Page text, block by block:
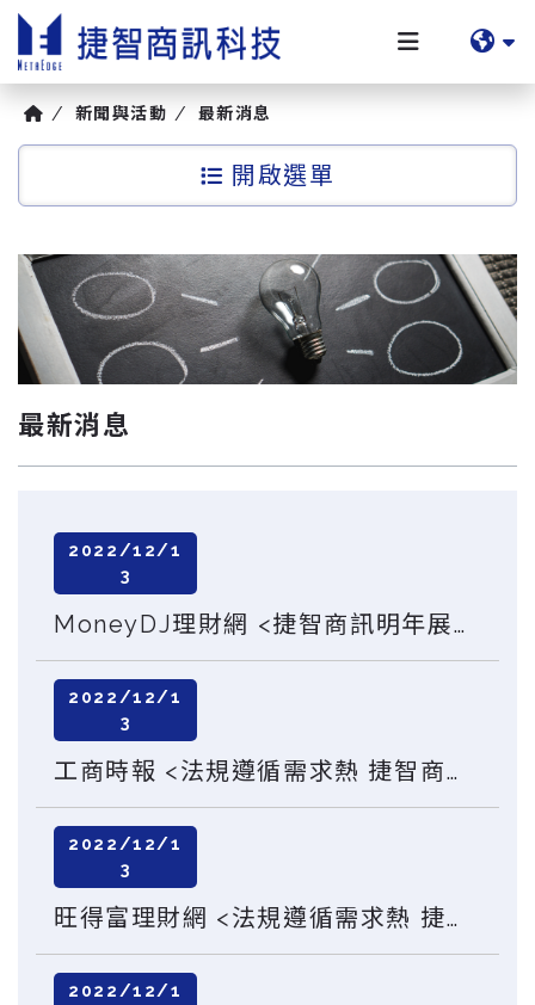
新聞與活動 最新消息
選單
最新消息
MoneyDJ理財網 <捷智商訊明年展望正向 規劃明後年上櫃>
2022/12/1
3
工商時報 <法規遵循需求熱 捷智商訊明年審慎樂觀>
2022/12/1
3
旺得富理財網 <法規遵循需求熱 捷智商訊明年審慎樂觀>
2022/12/1
3
2022/12/1